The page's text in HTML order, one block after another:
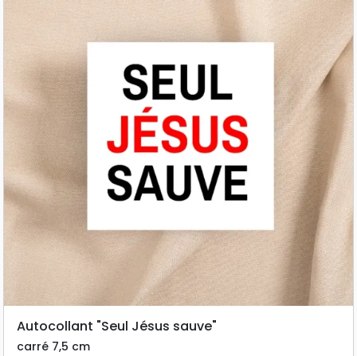
Autocollant "Seul Jésus sauve"
carré 7,5 cm